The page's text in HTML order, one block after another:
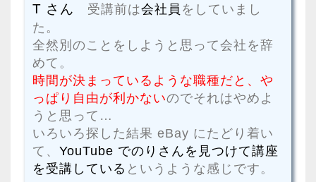
T さん 受講前は会社員 をしていまし
た。
全然別のことをしようと思って会社を辞
めて。
時間が決まっているような職種だと、や
っぱり自由が利かないのでそれはやめよ
うと思って…
いろいろ探した結果 eBay にたどり着い
て、 YouTube でのりさんを見つけて講座
を受講している というような感じです。